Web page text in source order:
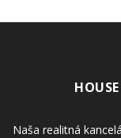
Naša realitná